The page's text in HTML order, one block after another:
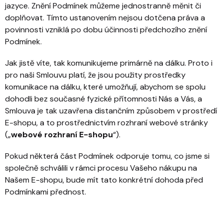
jazyce. Znění Podmínek můžeme jednostranně měnit či
doplňovat. Tímto ustanovením nejsou dotčena práva a
povinnosti vzniklá po dobu účinnosti předchozího znění
Podmínek.
Jak jistě víte, tak komunikujeme primárně na dálku. Proto i
pro naši Smlouvu platí, že jsou použity prostředky
komunikace na dálku, které umožňují, abychom se spolu
dohodli bez současné fyzické přítomnosti Nás a Vás, a
Smlouva je tak uzavřena distančním způsobem v prostředí
E-shopu, a to prostřednictvím rozhraní webové stránky
(„webové rozhraní E-shopu“).
Pokud některá část Podmínek odporuje tomu, co jsme si
společně schválili v rámci procesu Vašeho nákupu na
Našem E-shopu, bude mít tato konkrétní dohoda před
Podmínkami přednost.